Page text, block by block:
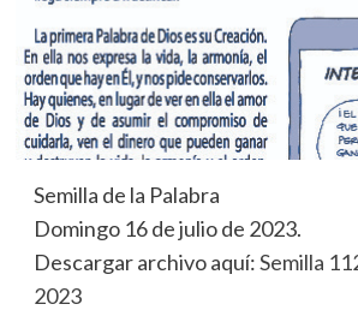
Semilla de la Palabra
Domingo 16 de julio de 2023.
Descargar archivo aquí:Semilla
2023